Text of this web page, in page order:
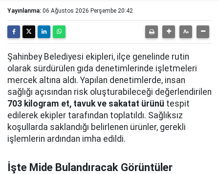
Yayınlanma: 06 Ağustos 2026 Perşembe 20:42
Şahinbey Belediyesi ekipleri, ilçe genelinde rutin
olarak sürdürülen gıda denetimlerinde işletmeleri
mercek altına aldı. Yapılan denetimlerde, insan
sağlığı açısından risk oluşturabileceği değerlendirilen
703 kilogram et, tavuk ve sakatat ürünü tespit
edilerek ekipler tarafından toplatıldı. Sağlıksız
koşullarda saklandığı belirlenen ürünler, gerekli
işlemlerin ardından imha edildi.
İşte Mide Bulandıracak Görüntüler